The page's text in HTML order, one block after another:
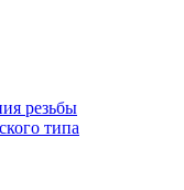
резьбы
типа